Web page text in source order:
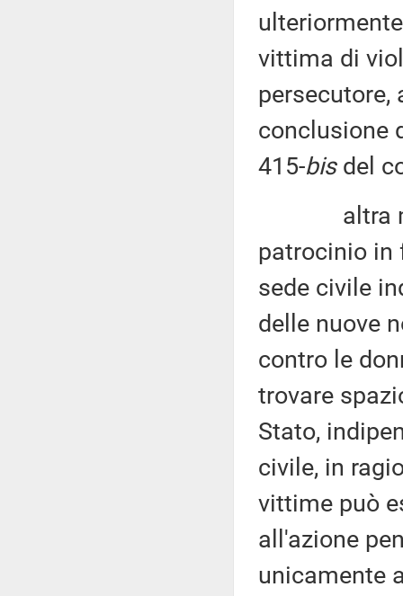
vittima di
persecutore,
conclusione
415-bisdel
altra
patrocinio in
sede civile
delle nuove
contro le
trovare
Stato,
civile, in
vittime può
all'azione
unicamente